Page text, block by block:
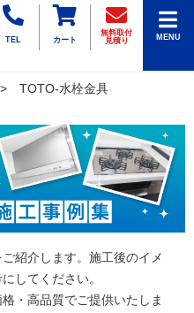
TEL カート
無料取付
見積り
MENU
TOTO-水栓金具
紹介します。施工後のイメ
してください。
・高品質でご提供いたしま